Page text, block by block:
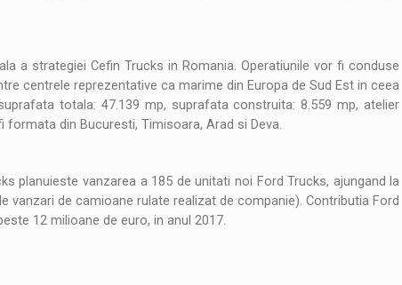
a strategiei Cefin Trucks in Romania. Operatiunile vor fi conduse
centrele reprezentative ca marime din Europa de Sud Est in ceea
totala: 47.139 mp, suprafata construita: 8.559 mp, atelier
formata din Bucuresti, Timisoara, Arad si Deva.
planuieste vanzarea a 185 de unitati noi Ford Trucks, ajungand la
vanzari de camioane rulate realizat de companie). Contributia Ford
12 milioane de euro, in anul 2017.